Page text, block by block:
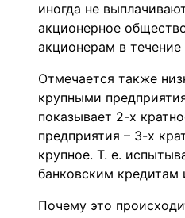
иногда не
акционерное
акционерам в течение
Отмечается также
крупными
показывает 2-х
предприятия – 3-х
крупное. Т. е.
банковским кредитам
Почему это